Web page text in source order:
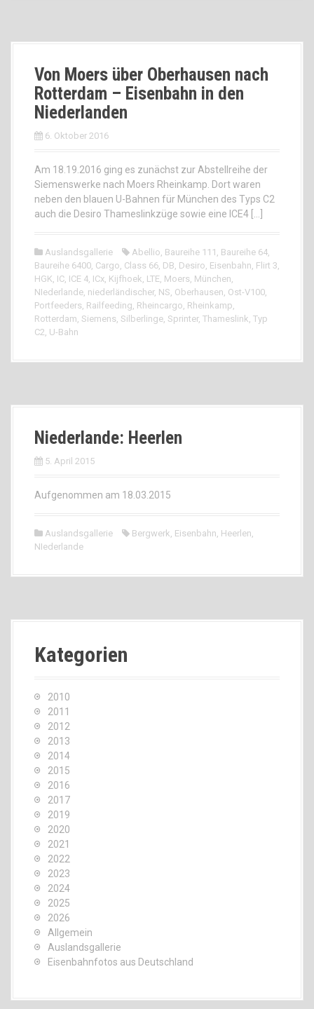
Von Moers über Oberhausen nach
Rotterdam – Eisenbahn in den
Niederlanden
6. Oktober 2016
Am 18.19.2016 ging es zunächst zur Abstellreihe der
Siemenswerke nach Moers Rheinkamp. Dort waren
neben den blauen U-Bahnen für München des Typs C2
auch die Desiro Thameslinkzüge sowie eine ICE4 […]
Auslandsgallerie Abellio, Baureihe 111 , Baureihe 64,
Baureihe 6400, Cargo, Class 66, DB, Desiro, Eisenbahn, Flirt 3,
HGK, IC, ICE 4, ICx, Kijfhoek, LTE, Moers, München,
NIederlande, niederländischer, NS, Oberhausen, Ost-V100,
Portfeeders, Railfeeding, Rheincargo, Rheinkamp,
Rotterdam, Siemens, Silberlinge, Sprinter, Thameslink, Typ
C2, U-Bahn
Niederlande: Heerlen
5. April 2015
Aufgenommen am 18.03.2015
Auslandsgallerie Bergwerk, Eisenbahn, Heerlen,
NIederlande
Kategorien
2010
2011
2012
2013
2014
2015
2016
2017
2019
2020
2021
2022
2023
2024
2025
2026
Allgemein
Auslandsgallerie
Eisenbahnfotos aus Deutschland